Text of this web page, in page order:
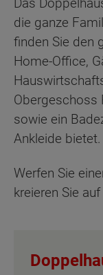
die ganze
finden Sie den
Home-Office,
Obergeschoss
sowie ein
Ankleide bietet.
Werfen Sie
kreieren Sie